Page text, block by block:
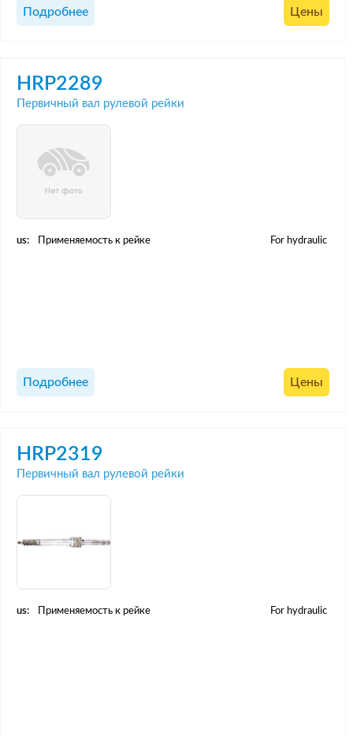
Подробнее Цены
HRP2289
Первичный вал рулевой рейки
us: Применяемость к рейке For hydraulic
Подробнее Цены
HRP2319
Первичный вал рулевой рейки
us: Применяемость к рейке For hydraulic